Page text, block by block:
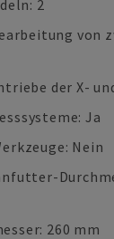
2
von
der X-
Ja
Nein
260 mm